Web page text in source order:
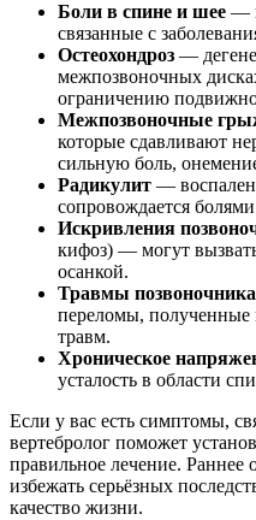
Боли в спине и шее —
связанные с
Остеохондроз —
межпозвоночных
ограничению
Межпозвоночные
которые сдавливают
сильную боль,
Радикулит —
сопровождается
Искривления
кифоз) — могут
осанкой.
Травмы позвоночника
переломы, полученные
травм.
Хроническое
усталость в области
Если у вас есть симптомы,
вертебролог поможет
правильное лечение. Раннее
избежать серьёзных
качество жизни.